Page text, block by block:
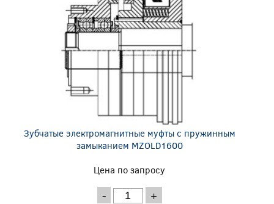
Зубчатые электромагнитные муфты с пружинным
замыканием MZOLD1600
Цена по запросу
- +